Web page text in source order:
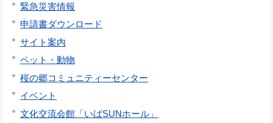
緊急災害情報
申請書ダウンロード
サイト案内
ペット・動物
桜の郷コミュニティーセンター
イベント
文化交流会館「いばSUNホール」